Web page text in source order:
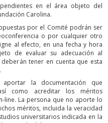
en el área objeto del
Carolina.
por el Comité podrán ser
o por cualquier otro
al efecto, en una fecha y hora
de evaluar su adecuación al
tener en cuenta que esta
la documentación que
como acreditar los méritos
line. La persona que no aporte lo
méritos, incluida la veracidad
universitarios indicada en la